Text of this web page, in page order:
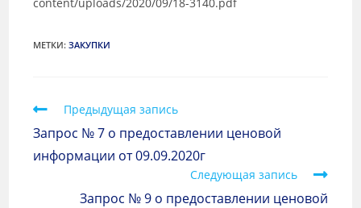
МЕТКИ:ЗАКУПКИ
Предыдущая запись
Запрос № 7 о предоставлении ценовой
информации от 09.09.2020г
Следующая запись
Запрос № 9 о предоставлении ценовой